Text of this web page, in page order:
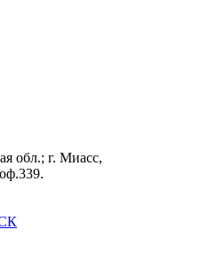
обл.; г. Миасс,